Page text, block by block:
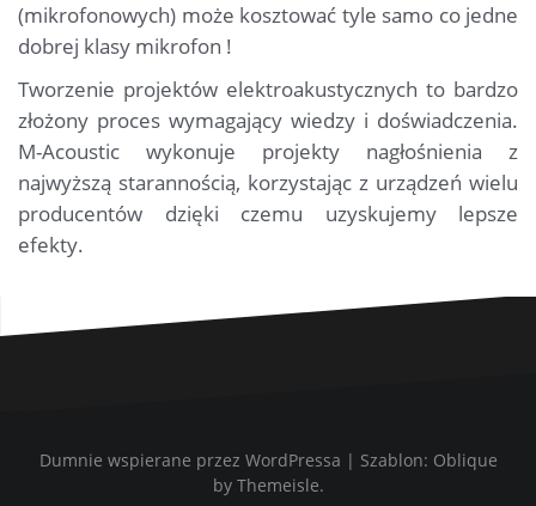
(mikrofonowych) może kosztować tyle samo co jedne
dobrej klasy mikrofon !
Tworzenie projektów elektroakustycznych to bardzo
złożony proces wymagający wiedzy i doświadczenia.
M-Acoustic wykonuje projekty nagłośnienia z
najwyższą starannością, korzystając z urządzeń wielu
producentów dzięki czemu uzyskujemy lepsze
efekty.
Dumnie wspierane przez WordPressa | Szablon: Oblique
by Themeisle.